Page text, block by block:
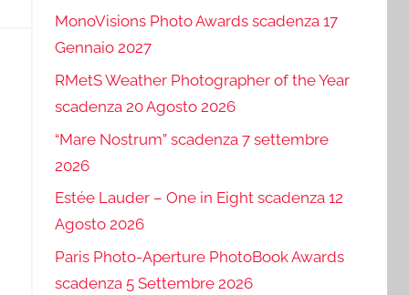
MonoVisions Photo Awards scadenza 17
Gennaio 2027
RMetS Weather Photographer of the Year
scadenza 20 Agosto 2026
“Mare Nostrum” scadenza 7 settembre
2026
Estée Lauder – One in Eight scadenza 12
Agosto 2026
Paris Photo-Aperture PhotoBook Awards
scadenza 5 Settembre 2026